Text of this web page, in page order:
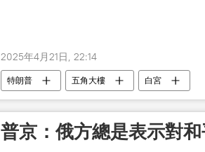
2025年4月21日, 22:14
特朗普 五角大樓 白宮
普京：俄方總是表示對